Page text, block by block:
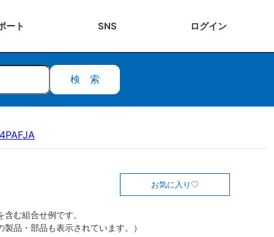
ート SNS ログイン
検索
お気に入り
む組合せ例です。
製品・部品も表示されています。）